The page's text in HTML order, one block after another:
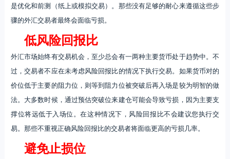
是优化和前测（纸上或模拟交易）。那些没有足够的耐心来遵循这些步
骤的外汇交易者最终会面临亏损。
低风险回报比
外汇市场始终有交易机会，至少总会有一两种主要货币处于趋势中。不
过，交易者不应在未考虑风险回报比的情况下执行交易。如果货币对的
价位低于主要的阻力位，则等到阻力位被突破后再入场是较为明智的做
法。大多数时候，通过预估突破位来建仓可能会导致亏损，因为主要支
撑位将远低于入场位。在这种情况下，风险回报比不会建议您执行交
易。那些不重视正确风险回报比的交易者将面临更高的亏损几率。
避免止损位